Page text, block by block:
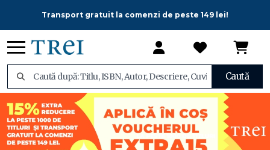
Transport gratuit la comenzi de peste 149 lei!
Caută